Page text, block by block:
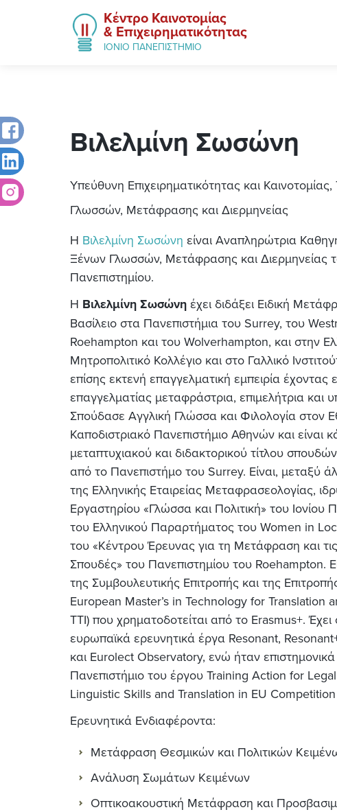
Κέντρο Καινοτομίας
& Επιχειρηματικότητας
ΙΟΝΙΟ ΠΑΝΕΠΙΣΤΗΜΙΟ
Βιλελμίνη Σωσώνη
Υπεύθυνη Επιχειρηματικότητας και
Γλωσσών, Μετάφρασης και Διερμηνείας
Η Βιλελμίνη Σωσώνη είναι Αναπληρώτρια
Ξένων Γλωσσών, Μετάφρασης και Διερμηνείας
Πανεπιστημίου.
Η Βιλελμίνη Σωσώνη έχει διδάξει Ειδική
Βασίλειο στα Πανεπιστήμια του Surrey, του
Roehampton και του Wolverhampton, και στην
Μητροπολιτικό Κολλέγιο και στο Γαλλικό
επίσης εκτενή επαγγελματική εμπειρία έχοντας
επαγγελματίας μεταφράστρια, επιμελήτρια και
Σπούδασε Αγγλική Γλώσσα και Φιλολογία στον
Καποδιστριακό Πανεπιστήμιο Αθηνών και είναι
μεταπτυχιακού και διδακτορικού τίτλου
από το Πανεπιστήμο του Surrey. Είναι, μεταξύ
της Ελληνικής Εταιρείας Μεταφρασεολογίας,
Εργαστηρίου «Γλώσσα και Πολιτική» του Ιονίου
του Ελληνικού Παραρτήματος του Women in
του «Κέντρου Έρευνας για τη Μετάφραση και τις
Σπουδές» του Πανεπιστημίου του Roehampton.
της Συμβουλευτικής Επιτροπής και της
European Master’s in Technology for Translation
TTI) που χρηματοδοτείται από το Erasmus+.
ευρωπαϊκά ερευνητικά έργα Resonant,
και Eurolect Observatory, ενώ ήταν
Πανεπιστήμιο του έργου Training Action for
Linguistic Skills and Translation in EU Competition
Ερευνητικά Ενδιαφέροντα:
Μετάφραση Θεσμικών και Πολιτικών
Ανάλυση Σωμάτων Κειμένων
Οπτικοακουστική Μετάφραση και